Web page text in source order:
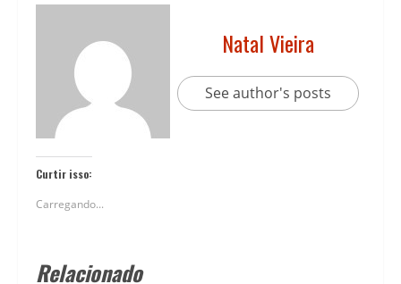
Natal Vieira
See author's posts
Curtir isso:
Carregando...
Relacionado